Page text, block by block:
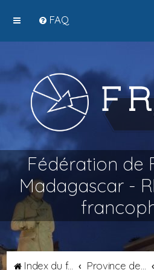
FAQ
Fédération de
Madagascar -
Index du forum